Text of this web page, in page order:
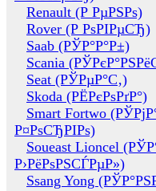
Renault (Р РµРЅРѕ)
Rover (Р РѕРІРµСЂ)
Saab (РЎР°Р°Р±)
Scania
Seat (РЎРµР°С‚)
Skoda (РЁРєРѕРґР°)
Smart Fortwo
Р¤РѕСЂРІРѕ)
Soueast Lioncel
Р›РёРѕРЅСЃРµР»)
Ssang Yong